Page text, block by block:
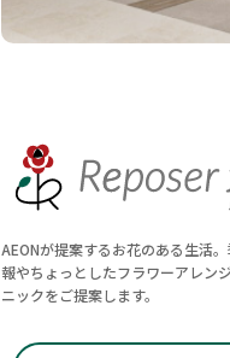
AEONが提案するお花のある生活
報やちょっとしたフラワーアレン
ニックをご提案します。